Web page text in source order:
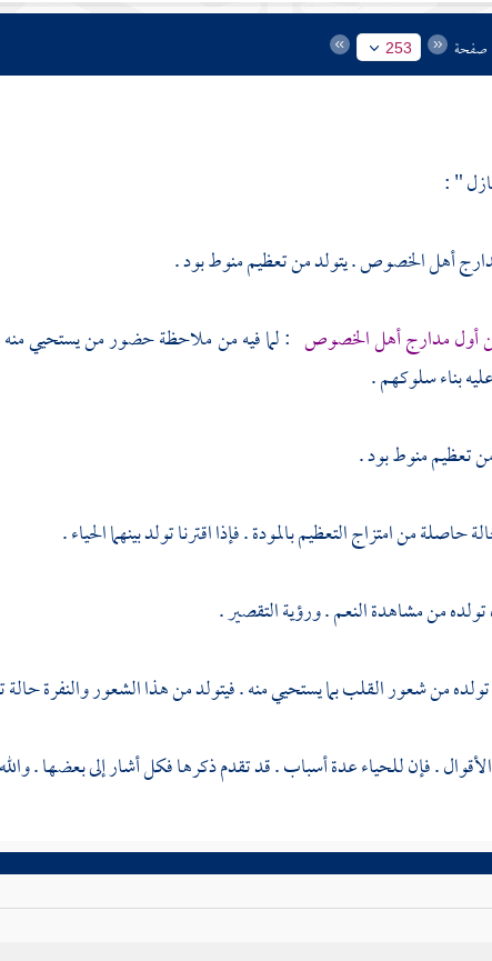
صفحة 253
" :
أهل الخصوص . يتولد من تعظيم منوط بود .
أول مدارج أهل الخصوص : لما فيه من ملاحظة حضور من يستحيي
بناء سلوكهم .
تعظيم منوط بود .
حاصلة من امتزاج التعظيم بالمودة . فإذا اقترنا تولد بينهما الحياء .
من مشاهدة النعم . ورؤية التقصير .
من شعور القلب بما يستحيي منه . فيتولد من هذا الشعور والنفرة حالة
. فإن للحياء عدة أسباب . قد تقدم ذكرها فكل أشار إلى بعضها .